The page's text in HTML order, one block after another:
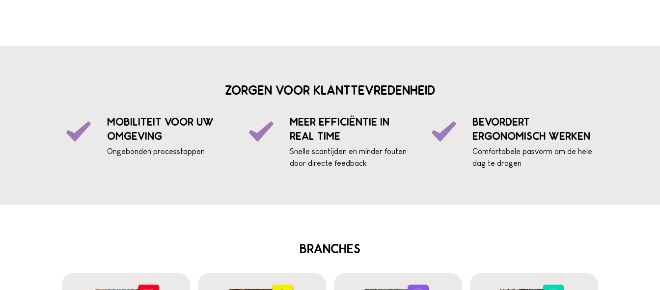
ZORGEN VOOR KLANTTEVREDENHEID
MOBILITEIT VOOR UW
OMGEVING
Ongebonden processtappen
MEER EFFICIËNTIE IN
REAL TIME
Snelle scantijden en minder fouten
door directe feedback
BEVORDERT
ERGONOMISCH WERKEN
Comfortabele pasvorm om de hele
dag te dragen
BRANCHES